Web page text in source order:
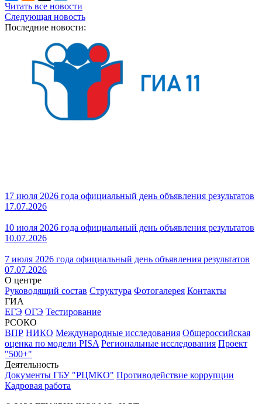
Читать все новости
Следующая новость
Последние новости:
17 июля 2026 года официальный день объявления результатов
17.07.2026
10 июля 2026 года официальный день объявления результатов
10.07.2026
7 июля 2026 года официальный день объявления результатов
07.07.2026
О центре
Руководящий состав Структура Фотогалерея Контакты
ГИА
ЕГЭ ОГЭ Тестирование
РСОКО
ВПР НИКО Международные исследования Общероссийская
оценка по модели PISA Региональные исследования Проект
"500+"
Деятельность
Документы ГБУ "РЦМКО" Противодействие коррупции
Кадровая работа